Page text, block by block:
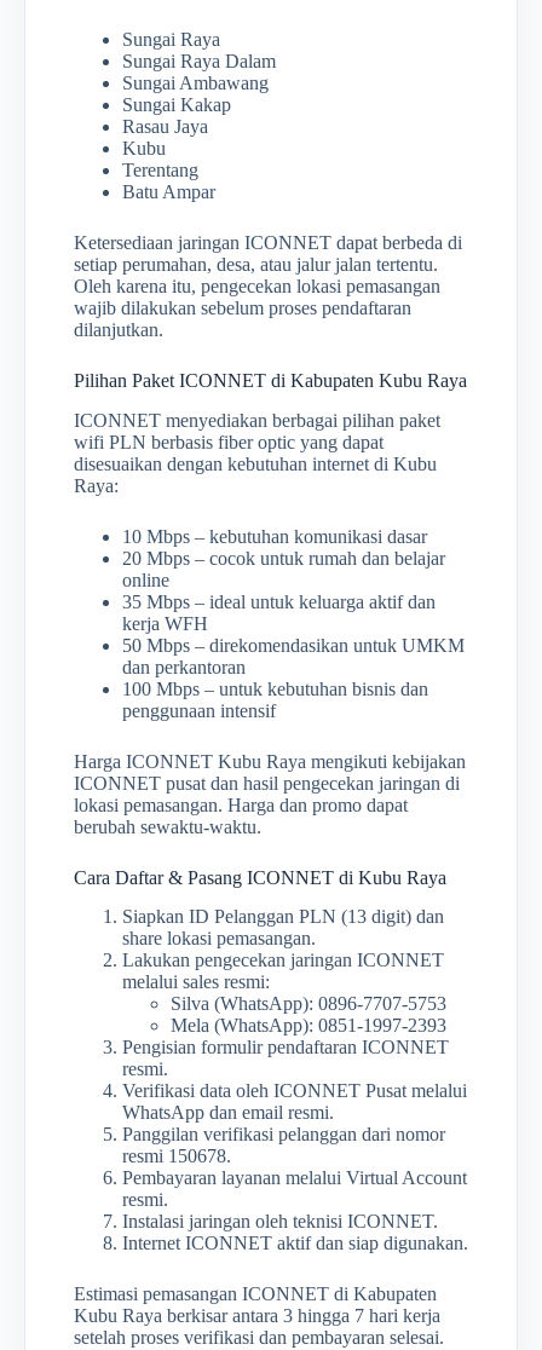
Sungai Raya
Sungai Raya Dalam
Sungai Ambawang
Sungai Kakap
Rasau Jaya
Kubu
Terentang
Batu Ampar
Ketersediaan jaringan ICONNET dapat berbeda di
setiap perumahan, desa, atau jalur jalan tertentu.
Oleh karena itu, pengecekan lokasi pemasangan
wajib dilakukan sebelum proses pendaftaran
dilanjutkan.
Pilihan Paket ICONNET di Kabupaten Kubu Raya
ICONNET menyediakan berbagai pilihan paket
wifi PLN berbasis fiber optic yang dapat
disesuaikan dengan kebutuhan internet di Kubu
Raya:
10 Mbps – kebutuhan komunikasi dasar
20 Mbps – cocok untuk rumah dan belajar
online
35 Mbps – ideal untuk keluarga aktif dan
kerja WFH
50 Mbps – direkomendasikan untuk UMKM
dan perkantoran
100 Mbps – untuk kebutuhan bisnis dan
penggunaan intensif
Harga ICONNET Kubu Raya mengikuti kebijakan
ICONNET pusat dan hasil pengecekan jaringan di
lokasi pemasangan. Harga dan promo dapat
berubah sewaktu-waktu.
Cara Daftar & Pasang ICONNET di Kubu Raya
Siapkan ID Pelanggan PLN (13 digit) dan
share lokasi pemasangan.
Lakukan pengecekan jaringan ICONNET
melalui sales resmi:
Silva (WhatsApp): 0896-7707-5753
Mela (WhatsApp): 0851-1997-2393
Pengisian formulir pendaftaran ICONNET
resmi.
Verifikasi data oleh ICONNET Pusat melalui
WhatsApp dan email resmi.
Panggilan verifikasi pelanggan dari nomor
resmi 150678.
Pembayaran layanan melalui Virtual Account
resmi.
Instalasi jaringan oleh teknisi ICONNET.
Internet ICONNET aktif dan siap digunakan.
Estimasi pemasangan ICONNET di Kabupaten
Kubu Raya berkisar antara 3 hingga 7 hari kerja
setelah proses verifikasi dan pembayaran selesai.